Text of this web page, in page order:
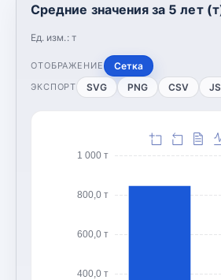
Средние значения за 5 лет
Ед. изм.: т
ОТОБРАЖЕНИЕ Сетка
ЭКСПОРТ SVG PNG CSV
400,0 т
600,0 т
800,0 т
1 000 т